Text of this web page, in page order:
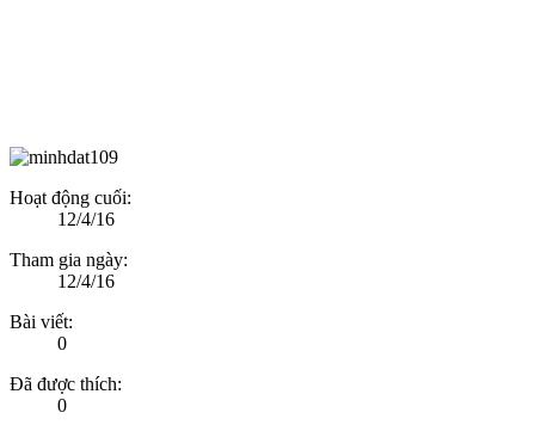
Hoạt động cuối:
12/4/16
Tham gia ngày:
12/4/16
Bài viết:
0
Đã được thích:
0